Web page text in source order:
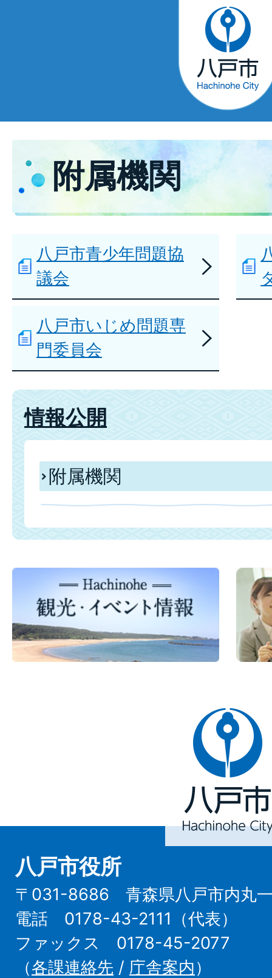
附属機関
八戸市青少年問題協
議会
八戸市いじめ問題専
門委員会
情報公開
附属機関
八
戸
市
Hachinohe
City
八戸市役所
〒031-8686 青森県八戸市内丸一
電話 0178-43-2111（代表）
ファックス 0178-45-2077
（各課連絡先 / 庁舎案内）